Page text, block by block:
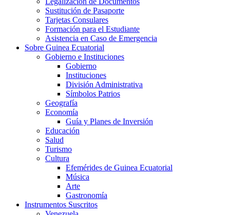
Sustitución de Pasaporte
Tarjetas Consulares
Formación para el Estudiante
Asistencia en Caso de Emergencia
Sobre Guinea Ecuatorial
Gobierno e Instituciones
Gobierno
Instituciones
División Administrativa
Símbolos Patrios
Geografía
Economía
Guía y Planes de Inversión
Educación
Salud
Turismo
Cultura
Efemérides de Guinea Ecuatorial
Música
Arte
Gastronomía
Instrumentos Suscritos